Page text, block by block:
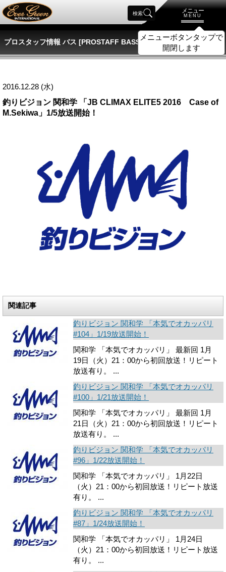
メニュー
MENU
メニューボタンタップで
開閉します
検索
プロスタッフ情報 バス [PROSTAFF BASS]
2016.12.28 (水)
釣りビジョン 関和学 「JB CLIMAX ELITE5 2016 Case of
M.Sekiwa」1/5放送開始！
関連記事
釣りビジョン 関和学 「本気でオカッパリ
#104」1/19放送開始！
関和学 「本気でオカッパリ」 最新回 1月
19日（火）21：00から初回放送！リピート
放送有り。 ...
釣りビジョン 関和学 「本気でオカッパリ
#100」1/21放送開始！
関和学 「本気でオカッパリ」 最新回 1月
21日（火）21：00から初回放送！リピート
放送有り。 ...
釣りビジョン 関和学 「本気でオカッパリ
#96」1/22放送開始！
関和学 「本気でオカッパリ」 1月22日
（火）21：00から初回放送！リピート放送
有り。 ...
釣りビジョン 関和学 「本気でオカッパリ
#87」1/24放送開始！
関和学 「本気でオカッパリ」 1月24日
（火）21：00から初回放送！リピート放送
有り。 ...